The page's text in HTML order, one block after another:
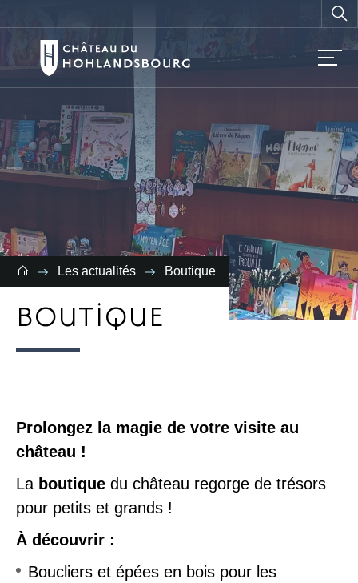
Vousrecherchez ?
Les actualités Boutique
BOUTIQUE
Prolongez la magie de votre visite au
château !
La boutique du château regorge de trésors
pour petits et grands !
À découvrir :
Boucliers et épées en bois pour les